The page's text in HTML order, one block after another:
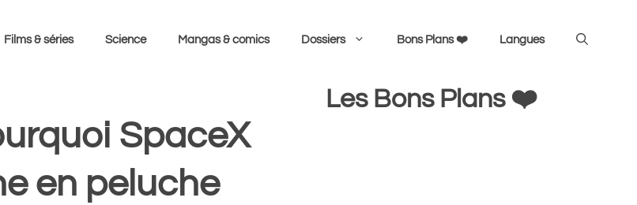
Films & séries Science Mangas & comics Dossiers Bons Plans ❤️ Langues
SpaceX
en peluche
Les Bons Plans ❤️